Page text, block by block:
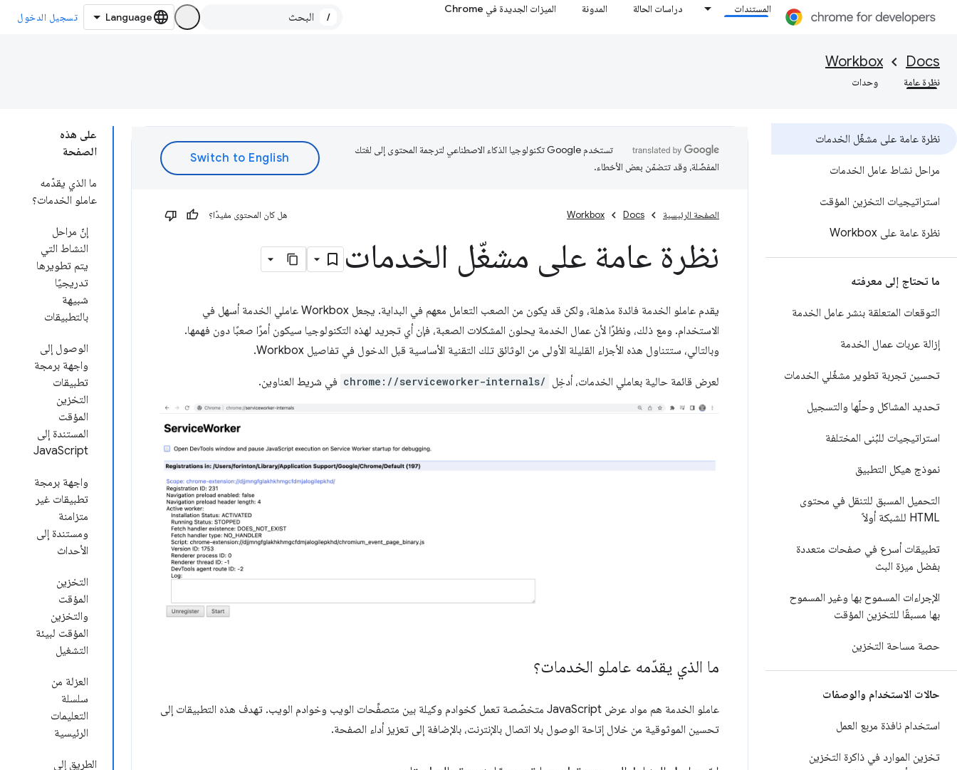
المستندات دراسات الحالة المدونة الميزات الجديدة في Chrome
/ تسجيل الدخول
Docs
Workbox
نظرة عامة وحدات
نظرة عامة على مشغّل الخدمات
مراحل نشاط عامل الخدمات
استراتيجيات التخزين المؤقت
نظرة عامة على Workbox
ما تحتاج إلى معرفته
التوقعات المتعلقة بنشر عامل الخدمة
إزالة عربات عمال الخدمة
تحسين تجربة تطوير مشغّلي الخدمات
تحديد المشاكل وحلّها والتسجيل
استراتيجيات للبُنى المختلفة
نموذج هيكل التطبيق
التحميل المسبق للتنقل في محتوى
HTML للشبكة أولاً
تطبيقات أسرع في صفحات متعددة
بفضل ميزة البث
الإجراءات المسموح بها وغير المسموح
بها مسبقًا للتخزين المؤقت
حصة مساحة التخزين
حالات الاستخدام والوصفات
استخدام نافذة مربع العمل
تخزين الموارد في ذاكرة التخزين
على هذه
الصفحة
ما الذي يقدّمه
عاملو الخدمات؟
إنّ مراحل
النشاط التي
يتم تطويرها
تدريجيًا
شبيهة
بالتطبيقات
الوصول إلى
واجهة برمجة
تطبيقات
التخزين
المؤقت
المستندة إلى
JavaScript
واجهة برمجة
تطبيقات غير
متزامنة
ومستندة إلى
الأحداث
التخزين
المؤقت
والتخزين
المؤقت لبيئة
التشغيل
العزلة من
سلسلة
التعليمات
الرئيسية
الطريق إلى
تستخدم Google تكنولوجيا الذكاء الاصطناعي لترجمة المحتوى إلى لغتك
المفضّلة، وقد تتضمّن بعض الأخطاء.
الصفحة الرئيسية Docs
Workbox هل كان المحتوى مفيدًا؟
نظرة عامة على مشغّل الخدمات
يقدم عاملو الخدمة فائدة مذهلة، ولكن قد يكون من الصعب التعامل معهم في البداية. يجعل Workbox عاملي الخدمة أسهل في
الاستخدام. ومع ذلك، ونظرًا لأن عمال الخدمة يحلون المشكلات الصعبة، فإن أي تجريد لهذه التكنولوجيا سيكون أمرًا صعبًا دون فهمها.
وبالتالي، ستتناول هذه الأجزاء القليلة الأولى من الوثائق تلك التقنية الأساسية قبل الدخول في تفاصيل Workbox.
لعرض قائمة حالية بعاملي الخدمات، أدخِل chrome://serviceworker-internals/ في شريط العناوين.
ما الذي يقدّمه عاملو الخدمات؟
عاملو الخدمة هم مواد عرض JavaScript متخصّصة تعمل كخوادم وكيلة بين متصفِّحات الويب وخوادم الويب. تهدف هذه التطبيقات إلى
تحسين الموثوقية من خلال إتاحة الوصول بلا اتصال بالإنترنت، بالإضافة إلى تعزيز أداء الصفحة.